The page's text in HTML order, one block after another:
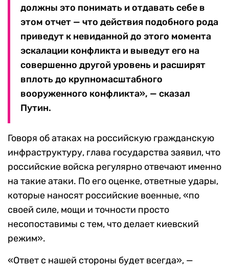
должны это понимать и отдавать себе в
этом отчет — что действия подобного рода
приведут к невиданной до этого момента
эскалации конфликта и выведут его на
совершенно другой уровень и расширят
вплоть до крупномасштабного
вооруженного конфликта», — сказал
Путин.
Говоря об атаках на российскую гражданскую
инфраструктуру, глава государства заявил, что
российские войска регулярно отвечают именно
на такие атаки. По его оценке, ответные удары,
которые наносят российские военные, «по
своей силе, мощи и точности просто
несопоставимы с тем, что делает киевский
режим».
«Ответ с нашей стороны будет всегда», —